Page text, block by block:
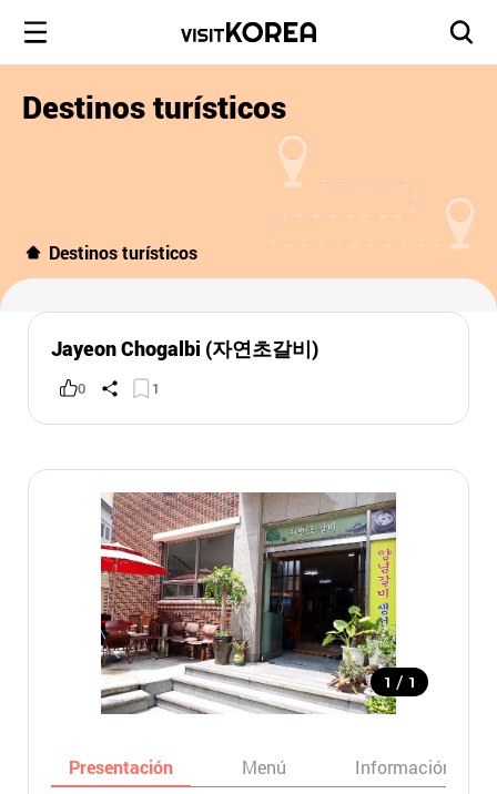
Destinos turísticos
Destinos turísticos
Jayeon Chogalbi (자연초갈비)
0 1
1 / 1
Presentación Menú Información